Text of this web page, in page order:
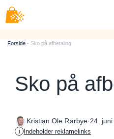
Hop
til
Forside - Sko på afbetaling
Sko på
Kristian Ole Rørbye·24.
i Indeholder reklamelinks